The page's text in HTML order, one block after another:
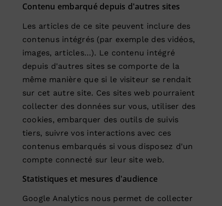
Contenu embarqué depuis d'autres sites
Les articles de ce site peuvent inclure des
contenus intégrés (par exemple des vidéos,
images, articles…). Le contenu intégré
depuis d'autres sites se comporte de la
même manière que si le visiteur se rendait
sur cet autre site. Ces sites web pourraient
collecter des données sur vous, utiliser des
cookies, embarquer des outils de suivis
tiers, suivre vos interactions avec ces
contenus embarqués si vous disposez d'un
compte connecté sur leur site web.
Statistiques et mesures d'audience
Google Analyticsnous permet de collecter